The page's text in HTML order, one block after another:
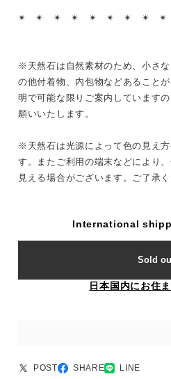
✴︎ ✴︎ ✴︎ ✴︎ ✴︎ ✴︎ ✴︎ ✴︎
※天然石は自然素材のため、小さ
の他付着物、内包物などあること
明で可能な限りご案内しています
願いいたします。
※天然石は光源によって色の見え
す。またご利用の端末などにより
見える場合がございます。ご了承く
International
Sold
日本国内にお住
POST SHARE LINE